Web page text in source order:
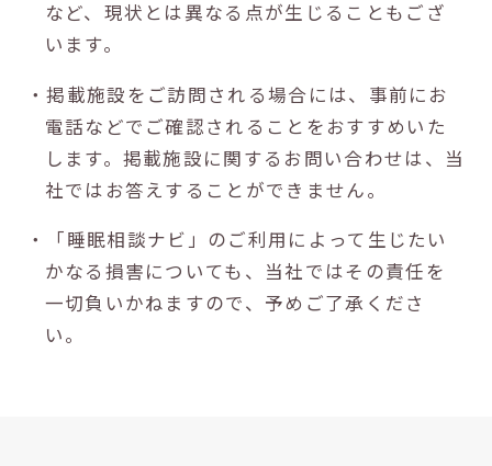
など、現状とは異なる点が生じることもござ
います。
・掲載施設をご訪問される場合には、事前にお
電話などでご確認されることをおすすめいた
します。掲載施設に関するお問い合わせは、当
社ではお答えすることができません。
・「睡眠相談ナビ」のご利用によって生じたい
かなる損害についても、当社ではその責任を
一切負いかねますので、予めご了承くださ
い。